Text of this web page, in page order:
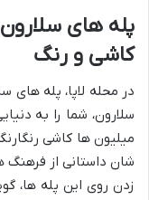
پله های
کاشی و رنگ
در محله لاپا، پله های
میلیون ها کاشی
شان داستانی از
زدن روی این پله ها،